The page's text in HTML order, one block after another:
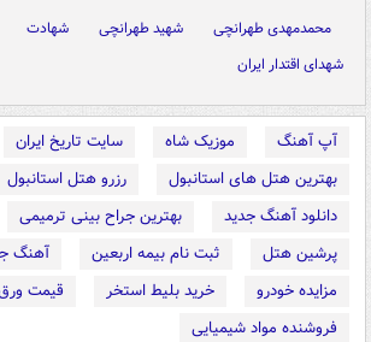
محمدمهدی طهرانچی شهید طهرانچی شهادت
شهدای اقتدار ایران
آپ آهنگ موزیک شاه
سایت تاریخ ایران
بهترین هتل های استانبول
رزرو هتل استانبول
دانلود آهنگ جدید
بهترین جراح بینی ترمیمی
پرشین هتل
ثبت نام بیمه اربعین
آهنگ
مزایده خودرو
خرید بلیط استخر
قیمت
فروشنده مواد شیمیایی